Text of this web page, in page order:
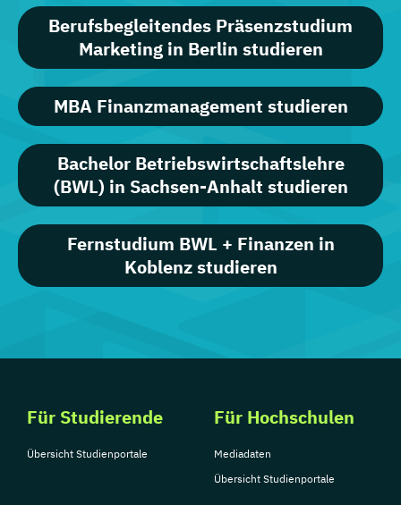
Berufsbegleitendes Präsenzstudium
Marketing in Berlin studieren
MBA Finanzmanagement studieren
Bachelor Betriebswirtschaftslehre
(BWL) in Sachsen-Anhalt studieren
Fernstudium BWL + Finanzen in
Koblenz studieren
Für Studierende
Übersicht Studienportale
Für Hochschulen
Mediadaten
Übersicht Studienportale